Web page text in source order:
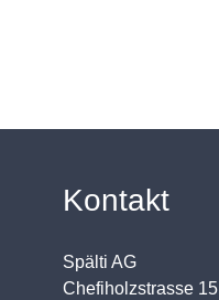
Kontakt
Spälti AG
Chefiholzstrasse 15